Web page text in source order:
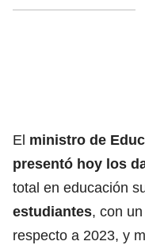
El ministro de
presentó hoy los
total en educación
estudiantes, con
respecto a 2023, y